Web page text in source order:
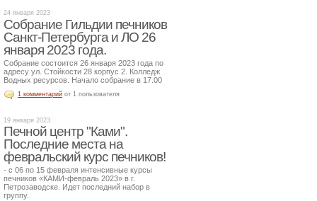
24 января 2023
Собрание Гильдии печников
Санкт-Петербурга и ЛО 26
января 2023 года.
Собрание состоится 26 января 2023 года по
адресу ул. Стойкости 28 корпус 2. Колледж
Водных ресурсов. Начало собрание в 17.00
1 комментарий от 1 пользователя
19 января 2023
Печной центр "Ками".
Последние места на
февральский курс печников!
- с 06 по 15 февраля интенсивные курсы
печников «КАМИ-февраль 2023» в г.
Петрозаводске. Идет последний набор в
группу.